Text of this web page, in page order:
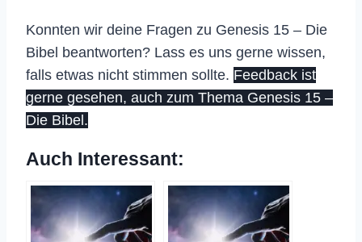
Konnten wir deine Fragen zu Genesis 15 – Die
Bibel beantworten? Lass es uns gerne wissen,
falls etwas nicht stimmen sollte. Feedback ist
gerne gesehen, auch zum Thema Genesis 15 –
Die Bibel.
Auch Interessant: